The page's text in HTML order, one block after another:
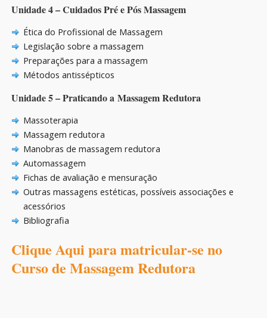
Unidade 4 – Cuidados Pré e Pós Massagem
Ética do Profissional de Massagem
Legislação sobre a massagem
Preparações para a massagem
Métodos antissépticos
Unidade 5 – Praticando a Massagem Redutora
Massoterapia
Massagem redutora
Manobras de massagem redutora
Automassagem
Fichas de avaliação e mensuração
Outras massagens estéticas, possíveis associações e
acessórios
Bibliografia
Clique Aqui para matricular-se no
Curso de Massagem Redutora